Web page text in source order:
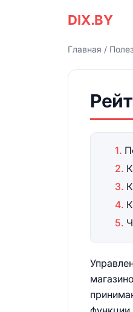
DIX.BY
Главная /